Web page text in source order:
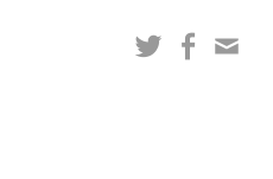
TwitterFacebook